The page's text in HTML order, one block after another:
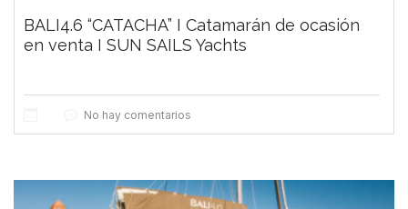
BALI4.6 “CATACHA” I Catamarán de ocasión
en venta I SUN SAILS Yachts
No hay comentarios